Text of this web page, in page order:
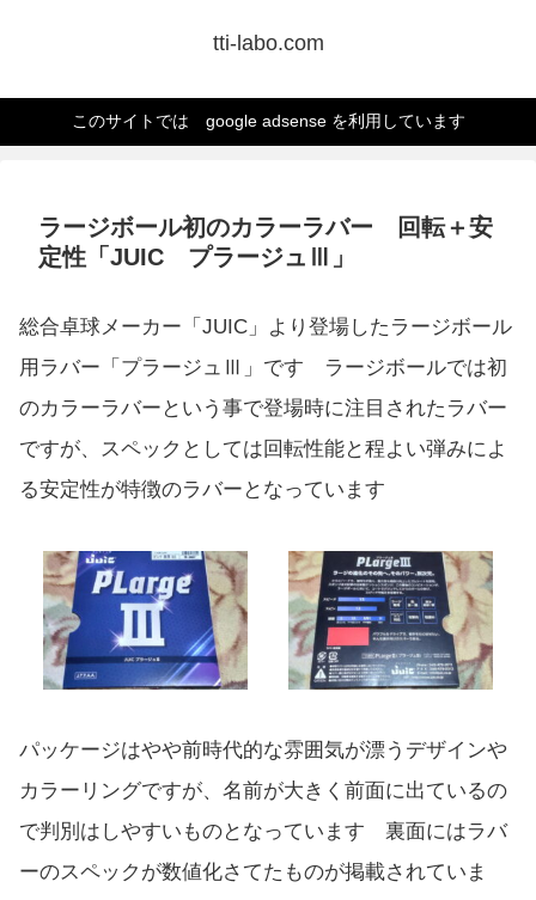
tti-labo.com
このサイトでは google adsense を利用しています
ラージボール初のカラーラバー 回転＋安
定性「JUIC プラージュⅢ」
総合卓球メーカー「JUIC」より登場したラージボール
用ラバー「プラージュⅢ」です ラージボールでは初
のカラーラバーという事で登場時に注目されたラバー
ですが、スペックとしては回転性能と程よい弾みによ
る安定性が特徴のラバーとなっています
パッケージはやや前時代的な雰囲気が漂うデザインや
カラーリングですが、名前が大きく前面に出ているの
で判別はしやすいものとなっています 裏面にはラバ
ーのスペックが数値化さてたものが掲載されていま